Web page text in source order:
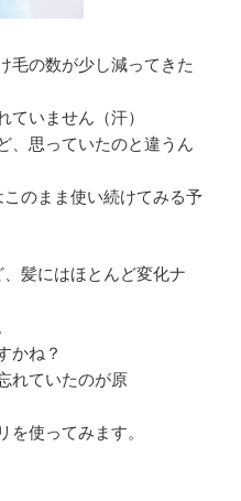
毛の数が少し減ってきた
ていません（汗）
、思っていたのと違うん
のまま使い続けてみる予
髪にはほとんど変化ナ
かね？
れていたのが原
を使ってみます。